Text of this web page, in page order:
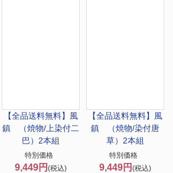
【全品送料無料】
風
鎮 （焼物/上染付二
巴）2本組
特別価格
9,449円 (税込)
【全品送料無料】
風
鎮 （焼物/染付唐
草）2本組
特別価格
9,449円(税込)